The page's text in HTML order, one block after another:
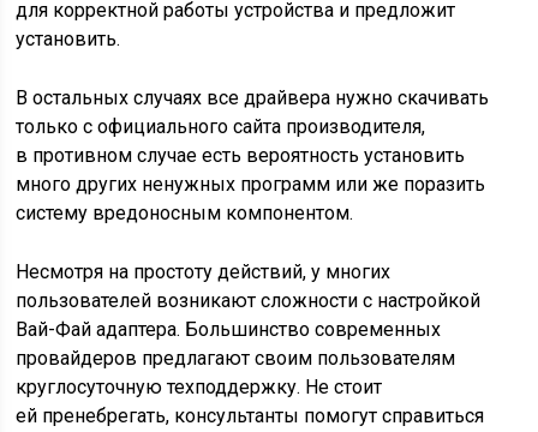
для корректной работы устройства и предложит
установить.
В остальных случаях все драйвера нужно скачивать
только с официального сайта производителя,
в противном случае есть вероятность установить
много других ненужных программ или же поразить
систему вредоносным компонентом.
Несмотря на простоту действий, у многих
пользователей возникают сложности с настройкой
Вай-Фай адаптера. Большинство современных
провайдеров предлагают своим пользователям
круглосуточную техподдержку. Не стоит
ей пренебрегать, консультанты помогут справиться